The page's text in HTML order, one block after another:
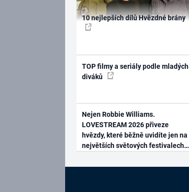
10 nejlepších dílů Hvězdné brány
TOP filmy a seriály podle mladých
diváků
Nejen Robbie Williams.
LOVESTREAM 2026 přiveze
hvězdy, které běžně uvidíte jen na
největších světových festivalech